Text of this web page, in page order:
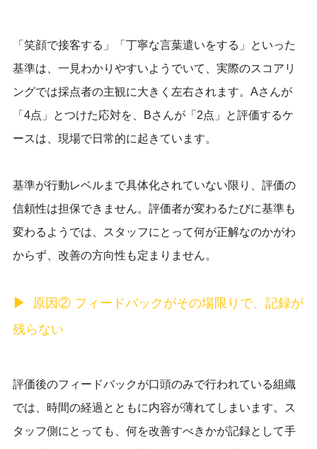
「笑顔で接客する」「丁寧な言葉遣いをする」といった
基準は、一見わかりやすいようでいて、実際のスコアリ
ングでは採点者の主観に大きく左右されます。Aさんが
「4点」とつけた応対を、Bさんが「2点」と評価するケ
ースは、現場で日常的に起きています。
基準が行動レベルまで具体化されていない限り、評価の
信頼性は担保できません。評価者が変わるたびに基準も
変わるようでは、スタッフにとって何が正解なのかがわ
からず、改善の方向性も定まりません。
原因② フィードバックがその場限りで、記録が
残らない
評価後のフィードバックが口頭のみで行われている組織
では、時間の経過とともに内容が薄れてしまいます。ス
タッフ側にとっても、何を改善すべきかが記録として手